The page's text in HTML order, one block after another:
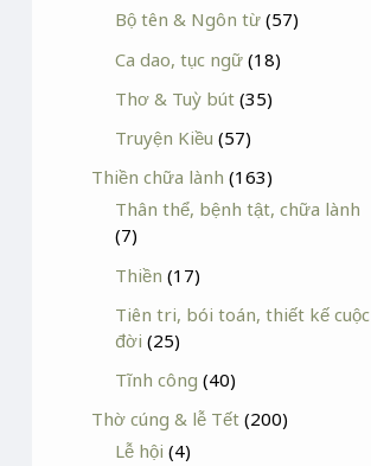
Bộ tên & Ngôn từ (57)
Ca dao, tục ngữ (18)
Thơ & Tuỳ bút (35)
Truyện Kiều (57)
Thiền chữa lành (163)
Thân thể, bệnh tật, chữa lành
(7)
Thiền (17)
Tiên tri, bói toán, thiết kế cuộc
đời (25)
Tĩnh công (40)
Thờ cúng & lễ Tết (200)
Lễ hội (4)